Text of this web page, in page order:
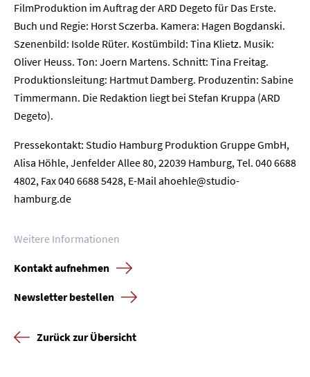
FilmProduktion im Auftrag der ARD Degeto für Das Erste.
Buch und Regie: Horst Sczerba. Kamera: Hagen Bogdanski.
Szenenbild: Isolde Rüter. Kostümbild: Tina Klietz. Musik:
Oliver Heuss. Ton: Joern Martens. Schnitt: Tina Freitag.
Produktionsleitung: Hartmut Damberg. Produzentin: Sabine
Timmermann. Die Redaktion liegt bei Stefan Kruppa (ARD
Degeto).
Pressekontakt: Studio Hamburg Produktion Gruppe GmbH,
Alisa Höhle, Jenfelder Allee 80, 22039 Hamburg, Tel. 040 6688
4802, Fax 040 6688 5428, E-Mail ahoehle@studio-
hamburg.de
Weitere Informationen
Kontakt aufnehmen
Newsletter bestellen
Zurück zur Übersicht
Unternehmen
Presse
Karriere
Newsletter Datenschutz Impressum